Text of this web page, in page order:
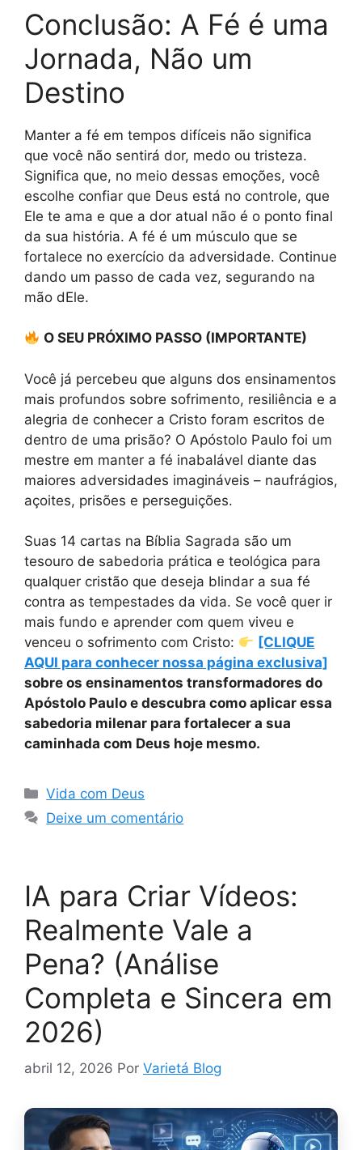
Conclusão: A Fé é uma
Jornada, Não um
Destino
Manter a fé em tempos difíceis não significa
que você não sentirá dor, medo ou tristeza.
Significa que, no meio dessas emoções, você
escolhe confiar que Deus está no controle, que
Ele te ama e que a dor atual não é o ponto final
da sua história. A fé é um músculo que se
fortalece no exercício da adversidade. Continue
dando um passo de cada vez, segurando na
mão dEle.
O SEU PRÓXIMO PASSO (IMPORTANTE)
Você já percebeu que alguns dos ensinamentos
mais profundos sobre sofrimento, resiliência e a
alegria de conhecer a Cristo foram escritos de
dentro de uma prisão? O Apóstolo Paulo foi um
mestre em manter a fé inabalável diante das
maiores adversidades imagináveis – naufrágios,
açoites, prisões e perseguições.
Suas 14 cartas na Bíblia Sagrada são um
tesouro de sabedoria prática e teológica para
qualquer cristão que deseja blindar a sua fé
contra as tempestades da vida. Se você quer ir
mais fundo e aprender com quem viveu e
venceu o sofrimento com Cristo:
[CLIQUE
AQUI para conhecer nossa página exclusiva]
sobre os ensinamentos transformadores do
Apóstolo Paulo e descubra como aplicar essa
sabedoria milenar para fortalecer a sua
caminhada com Deus hoje mesmo.
Categorias
Vida com Deus
Deixe um comentário
IA para Criar Vídeos:
Realmente Vale a
Pena? (Análise
Completa e Sincera em
2026)
abril 12, 2026 Por Varietá Blog